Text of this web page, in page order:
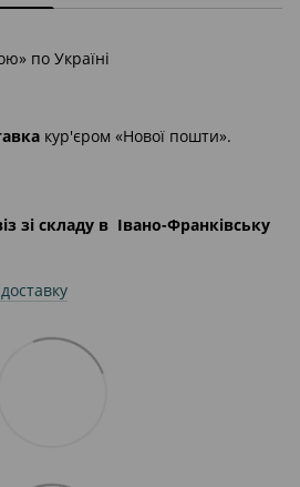
по Україні
кур'єром «Нової пошти».
зі складу в Івано-Франківську